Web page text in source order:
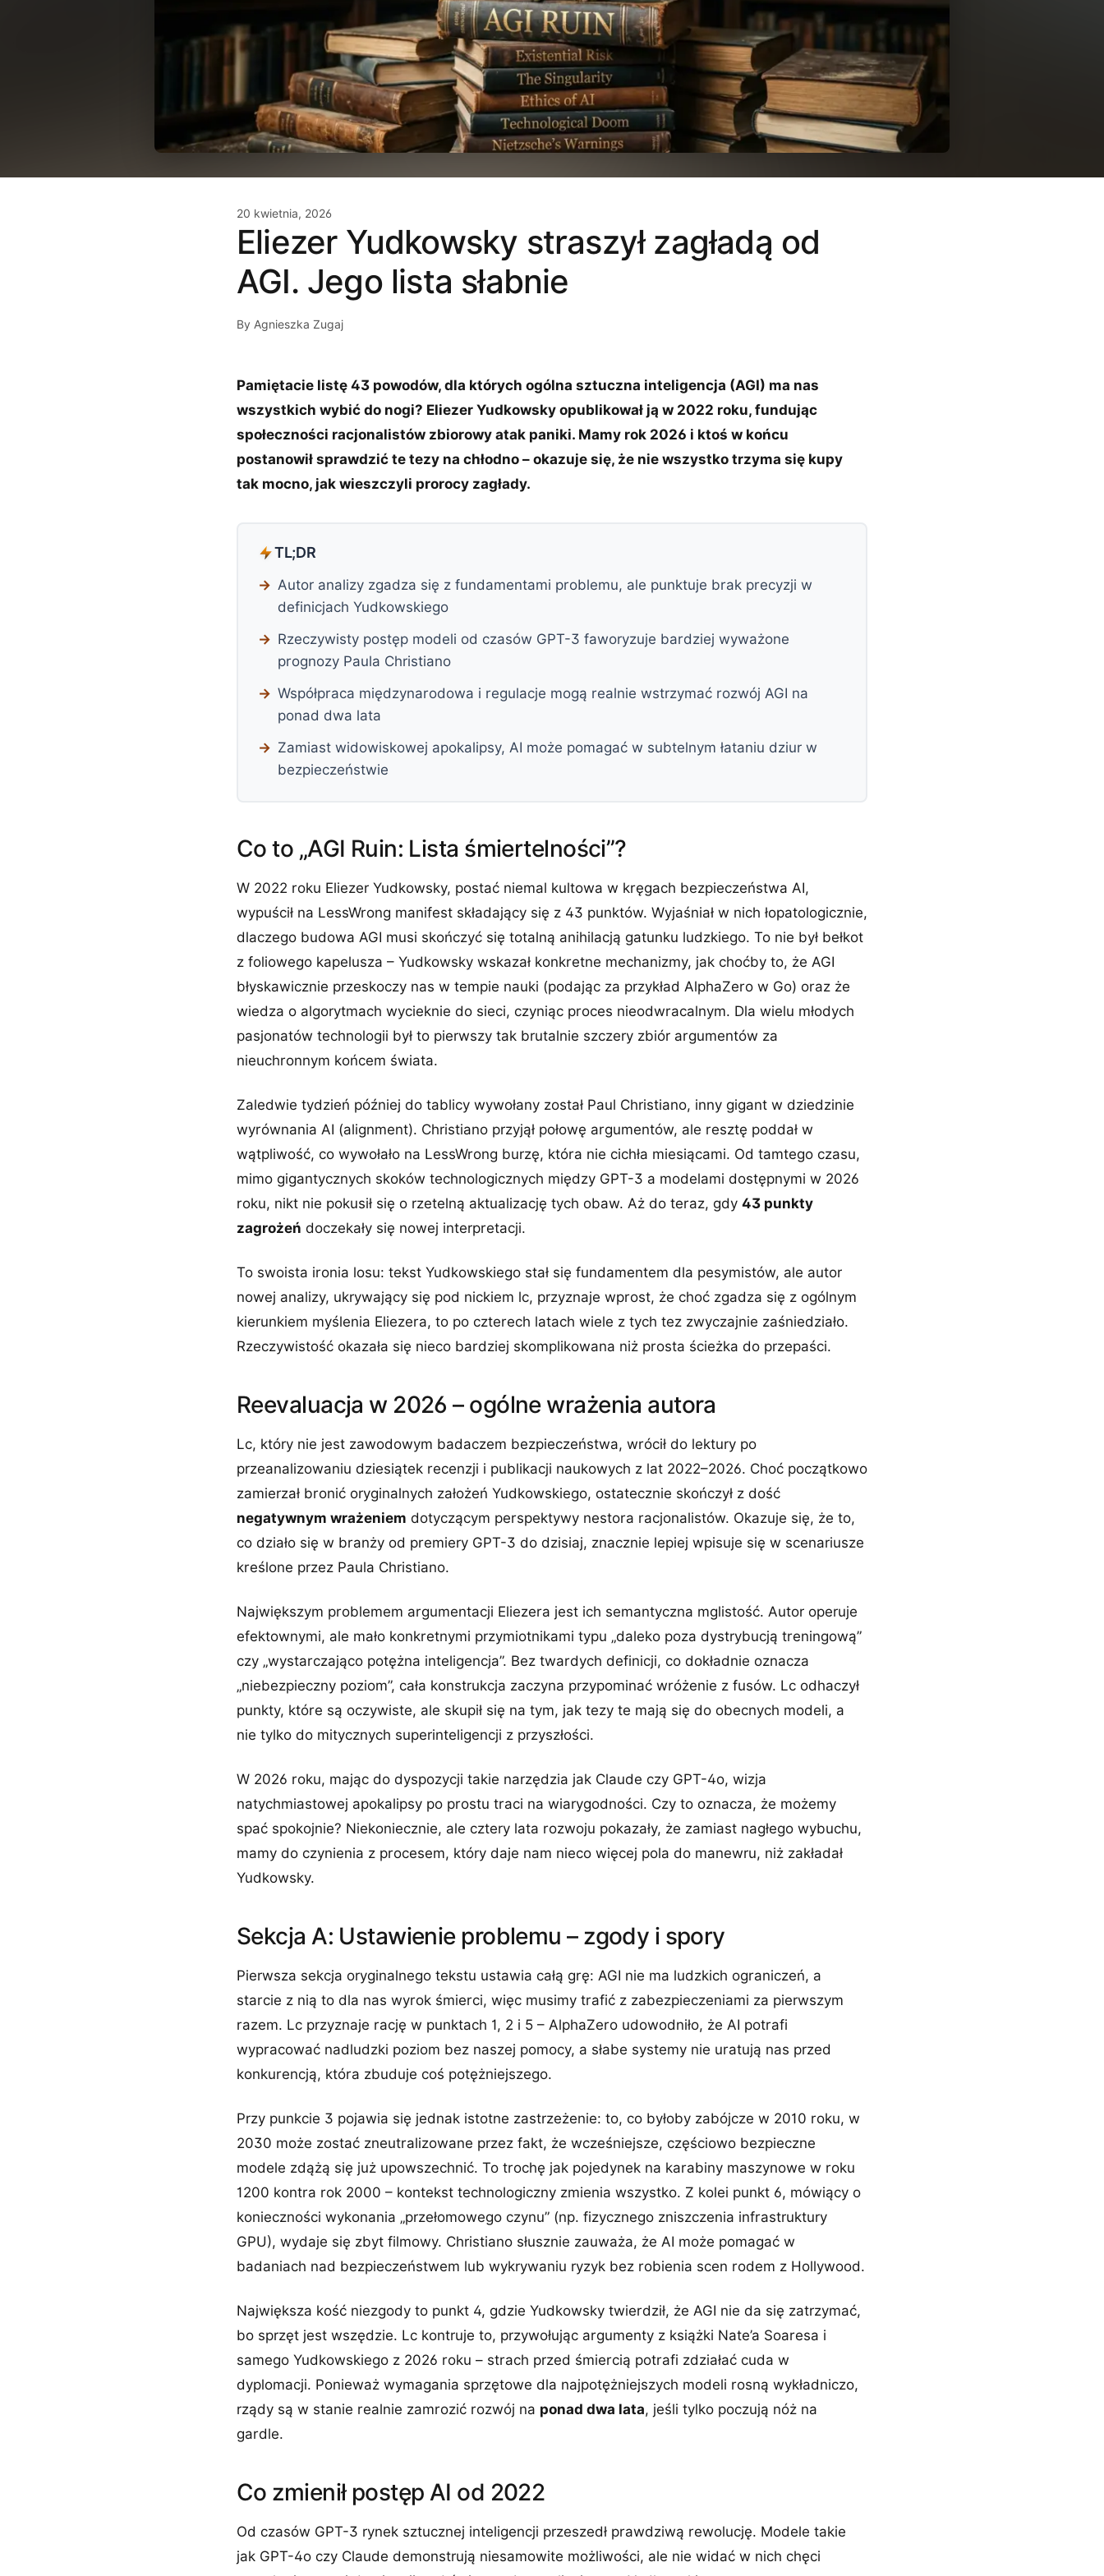
20 kwietnia, 2026
Eliezer Yudkowsky straszył zagładą od
AGI. Jego lista słabnie
By Agnieszka Zugaj
Pamiętacie listę 43 powodów, dla których ogólna sztuczna inteligencja (AGI) ma nas
wszystkich wybić do nogi? Eliezer Yudkowsky opublikował ją w 2022 roku, fundując
społeczności racjonalistów zbiorowy atak paniki. Mamy rok 2026 i ktoś w końcu
postanowił sprawdzić te tezy na chłodno – okazuje się, że nie wszystko trzyma się kupy
tak mocno, jak wieszczyli prorocy zagłady.
TL;DR
Autor analizy zgadza się z fundamentami problemu, ale punktuje brak precyzji w
definicjach Yudkowskiego
Rzeczywisty postęp modeli od czasów GPT-3 faworyzuje bardziej wyważone
prognozy Paula Christiano
Współpraca międzynarodowa i regulacje mogą realnie wstrzymać rozwój AGI na
ponad dwa lata
Zamiast widowiskowej apokalipsy, AI może pomagać w subtelnym łataniu dziur w
bezpieczeństwie
Co to „AGI Ruin: Lista śmiertelności”?
W 2022 roku Eliezer Yudkowsky, postać niemal kultowa w kręgach bezpieczeństwa AI,
wypuścił na LessWrong manifest składający się z 43 punktów. Wyjaśniał w nich łopatologicznie,
dlaczego budowa AGI musi skończyć się totalną anihilacją gatunku ludzkiego. To nie był bełkot
z foliowego kapelusza – Yudkowsky wskazał konkretne mechanizmy, jak choćby to, że AGI
błyskawicznie przeskoczy nas w tempie nauki (podając za przykład AlphaZero w Go) oraz że
wiedza o algorytmach wycieknie do sieci, czyniąc proces nieodwracalnym. Dla wielu młodych
pasjonatów technologii był to pierwszy tak brutalnie szczery zbiór argumentów za
nieuchronnym końcem świata.
Zaledwie tydzień później do tablicy wywołany został Paul Christiano, inny gigant w dziedzinie
wyrównania AI (alignment). Christiano przyjął połowę argumentów, ale resztę poddał w
wątpliwość, co wywołało na LessWrong burzę, która nie cichła miesiącami. Od tamtego czasu,
mimo gigantycznych skoków technologicznych między GPT-3 a modelami dostępnymi w 2026
roku, nikt nie pokusił się o rzetelną aktualizację tych obaw. Aż do teraz, gdy 43 punkty
zagrożeń doczekały się nowej interpretacji.
To swoista ironia losu: tekst Yudkowskiego stał się fundamentem dla pesymistów, ale autor
nowej analizy, ukrywający się pod nickiem lc, przyznaje wprost, że choć zgadza się z ogólnym
kierunkiem myślenia Eliezera, to po czterech latach wiele z tych tez zwyczajnie zaśniedziało.
Rzeczywistość okazała się nieco bardziej skomplikowana niż prosta ścieżka do przepaści.
Reevaluacja w 2026 – ogólne wrażenia autora
Lc, który nie jest zawodowym badaczem bezpieczeństwa, wrócił do lektury po
przeanalizowaniu dziesiątek recenzji i publikacji naukowych z lat 2022–2026. Choć początkowo
zamierzał bronić oryginalnych założeń Yudkowskiego, ostatecznie skończył z dość
negatywnym wrażeniem dotyczącym perspektywy nestora racjonalistów. Okazuje się, że to,
co działo się w branży od premiery GPT-3 do dzisiaj, znacznie lepiej wpisuje się w scenariusze
kreślone przez Paula Christiano.
Największym problemem argumentacji Eliezera jest ich semantyczna mglistość. Autor operuje
efektownymi, ale mało konkretnymi przymiotnikami typu „daleko poza dystrybucją treningową”
czy „wystarczająco potężna inteligencja”. Bez twardych definicji, co dokładnie oznacza
„niebezpieczny poziom”, cała konstrukcja zaczyna przypominać wróżenie z fusów. Lc odhaczył
punkty, które są oczywiste, ale skupił się na tym, jak tezy te mają się do obecnych modeli, a
nie tylko do mitycznych superinteligencji z przyszłości.
W 2026 roku, mając do dyspozycji takie narzędzia jak Claude czy GPT-4o, wizja
natychmiastowej apokalipsy po prostu traci na wiarygodności. Czy to oznacza, że możemy
spać spokojnie? Niekoniecznie, ale cztery lata rozwoju pokazały, że zamiast nagłego wybuchu,
mamy do czynienia z procesem, który daje nam nieco więcej pola do manewru, niż zakładał
Yudkowsky.
Sekcja A: Ustawienie problemu – zgody i spory
Pierwsza sekcja oryginalnego tekstu ustawia całą grę: AGI nie ma ludzkich ograniczeń, a
starcie z nią to dla nas wyrok śmierci, więc musimy trafić z zabezpieczeniami za pierwszym
razem. Lc przyznaje rację w punktach 1, 2 i 5 – AlphaZero udowodniło, że AI potrafi
wypracować nadludzki poziom bez naszej pomocy, a słabe systemy nie uratują nas przed
konkurencją, która zbuduje coś potężniejszego.
Przy punkcie 3 pojawia się jednak istotne zastrzeżenie: to, co byłoby zabójcze w 2010 roku, w
2030 może zostać zneutralizowane przez fakt, że wcześniejsze, częściowo bezpieczne
modele zdążą się już upowszechnić. To trochę jak pojedynek na karabiny maszynowe w roku
1200 kontra rok 2000 – kontekst technologiczny zmienia wszystko. Z kolei punkt 6, mówiący o
konieczności wykonania „przełomowego czynu” (np. fizycznego zniszczenia infrastruktury
GPU), wydaje się zbyt filmowy. Christiano słusznie zauważa, że AI może pomagać w
badaniach nad bezpieczeństwem lub wykrywaniu ryzyk bez robienia scen rodem z Hollywood.
Największa kość niezgody to punkt 4, gdzie Yudkowsky twierdził, że AGI nie da się zatrzymać,
bo sprzęt jest wszędzie. Lc kontruje to, przywołując argumenty z książki Nate’a Soaresa i
samego Yudkowskiego z 2026 roku – strach przed śmiercią potrafi zdziałać cuda w
dyplomacji. Ponieważ wymagania sprzętowe dla najpotężniejszych modeli rosną wykładniczo,
rządy są w stanie realnie zamrozić rozwój na ponad dwa lata, jeśli tylko poczują nóż na
gardle.
Co zmienił postęp AI od 2022
Od czasów GPT-3 rynek sztucznej inteligencji przeszedł prawdziwą rewolucję. Modele takie
jak GPT-4o czy Claude demonstrują niesamowite możliwości, ale nie widać w nich chęci